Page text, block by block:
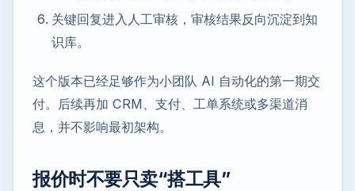
关键回复进入人工审核，审核结果反向沉淀到知
识库。
这个版本已经足够作为小团队 AI 自动化的第一期交
付。后续再加 CRM、支付、工单系统或多渠道消
息，并不影响最初架构。
报价时不要只卖“搭工具”